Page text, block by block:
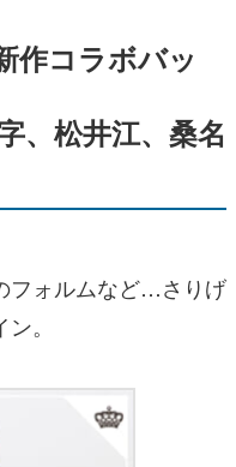
作コラボバッ
、松井江、桑名
フォルムなど…さりげ
。